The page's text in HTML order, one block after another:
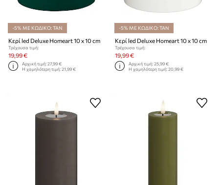
-5% ΜΕ ΚΩΔΙΚΟ: TAN
Κερί led Deluxe Homeart 10 x 10 cm
Τρέχουσα τιμή:
19,99 €
Αρχική τιμή:27,99 €
Η χαμηλότερη τιμή:21,99 €
-5% ΜΕ ΚΩΔΙΚΟ: TAN
Κερί led Deluxe Homeart 10 x 10 cm
Τρέχουσα τιμή:
19,99 €
Αρχική τιμή:25,99 €
Η χαμηλότερη τιμή:20,99 €